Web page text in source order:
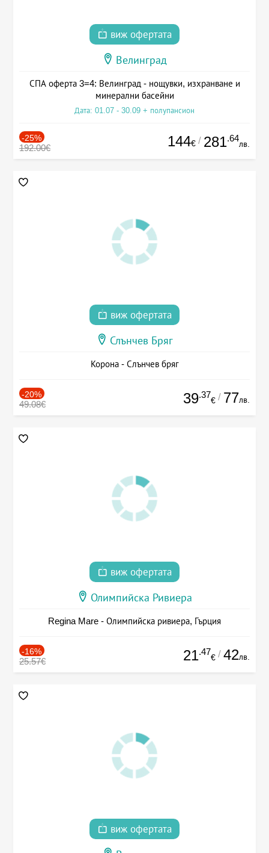
виж офертата
Велинград
СПА оферта 3=4: Велинград - нощувки, изхранване и
минерални басейни
Дата: 01.07 - 30.09 + полупансион
-25%
192.00€ 144€ / 281.64
лв.
виж офертата
Слънчев Бряг
Корона - Слънчев бряг
-20%
49.08€ 39.37
€ / 77лв.
виж офертата
Олимпийска Ривиера
Regina Mare - Олимпийска ривиера, Гърция
-16%
25.57€ 21.47
€ / 42лв.
виж офертата